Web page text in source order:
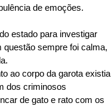
de emoções.
estado para investigar
questão sempre foi calma,
ao corpo da garota existia
dos criminosos
de gato e rato com os